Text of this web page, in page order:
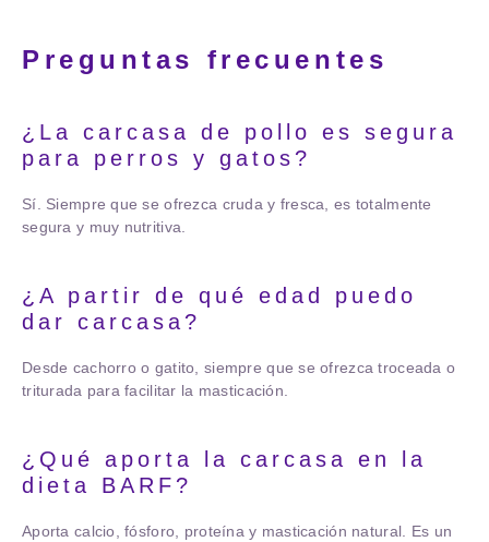
Preguntas frecuentes
¿La carcasa de pollo es segura
para perros y gatos?
Sí. Siempre que se ofrezca cruda y fresca, es totalmente
segura y muy nutritiva.
¿A partir de qué edad puedo
dar carcasa?
Desde cachorro o gatito, siempre que se ofrezca troceada o
triturada para facilitar la masticación.
¿Qué aporta la carcasa en la
dieta BARF?
Aporta calcio, fósforo, proteína y masticación natural. Es un